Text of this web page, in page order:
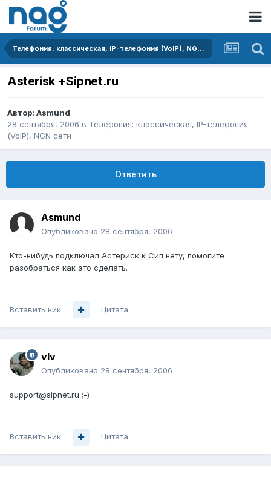
Телефония: классическая, IP-телефония (VoIP), NGN сети
Asterisk +Sipnet.ru
Автор: Asmund
28 сентября, 2006 в Телефония: классическая, IP-телефония
(VoIP), NGN сети
Ответить
Asmund
Опубликовано 28 сентября, 2006
Кто-нибудь подключал Астериск к Сип нету, помогите
разобраться как это сделать.
Вставить ник Цитата
vIv
Опубликовано 28 сентября, 2006
support@sipnet.ru ;-)
Вставить ник Цитата